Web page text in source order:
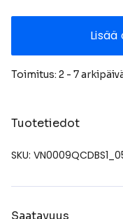
Toimitus: 2 - 7
Tuotetiedot
SKU:
Saatavuus